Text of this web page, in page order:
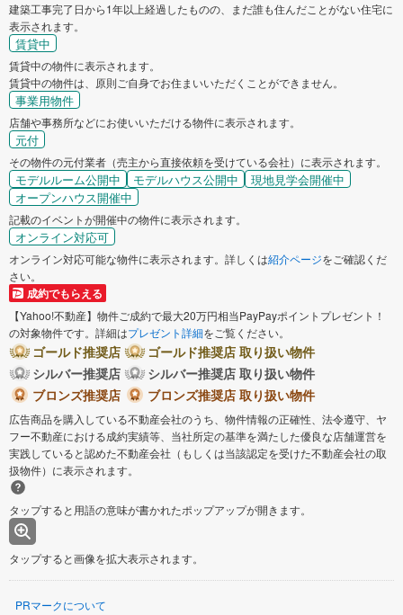
建築工事完了日から1年以上経過したものの、まだ誰も住んだことがない住宅に
表示されます。
賃貸中
賃貸中の物件に表示されます。
賃貸中の物件は、原則ご自身でお住まいいただくことができません。
事業用物件
店舗や事務所などにお使いいただける物件に表示されます。
元付
その物件の元付業者（売主から直接依頼を受けている会社）に表示されます。
モデルルーム公開中 モデルハウス公開中
現地見学会開催中
オープンハウス開催中
記載のイベントが開催中の物件に表示されます。
オンライン対応可
オンライン対応可能な物件に表示されます。詳しくは紹介ページをご確認くだ
さい。
成約でもらえる
【Yahoo!不動産】物件ご成約で最大20万円相当PayPayポイントプレゼント！
の対象物件です。詳細はプレゼント詳細をご覧ください。
ゴールド推奨店
ゴールド推奨店 取り扱い物件
シルバー推奨店
シルバー推奨店 取り扱い物件
ブロンズ推奨店
ブロンズ推奨店 取り扱い物件
広告商品を購入している不動産会社のうち、物件情報の正確性、法令遵守、ヤ
フー不動産における成約実績等、当社所定の基準を満たした優良な店舗運営を
実践していると認めた不動産会社（もしくは当該認定を受けた不動産会社の取
扱物件）に表示されます。
タップすると用語の意味が書かれたポップアップが開きます。
タップすると画像を拡大表示されます。
PRマークについて